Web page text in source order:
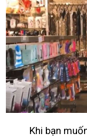
Khi bạn